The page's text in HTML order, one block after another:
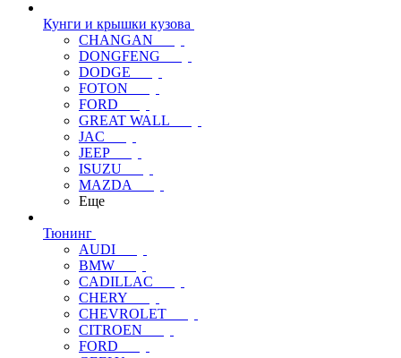
Кунги и крышки кузова
CHANGAN
DONGFENG
DODGE
FOTON
FORD
GREAT WALL
JAC
JEEP
ISUZU
MAZDA
Еще
Тюнинг
AUDI
BMW
CADILLAC
CHERY
CHEVROLET
CITROEN
FORD